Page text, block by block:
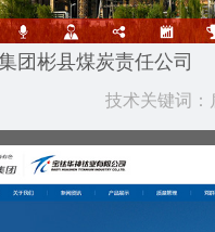
团彬县煤炭责任公司
技术关键词：